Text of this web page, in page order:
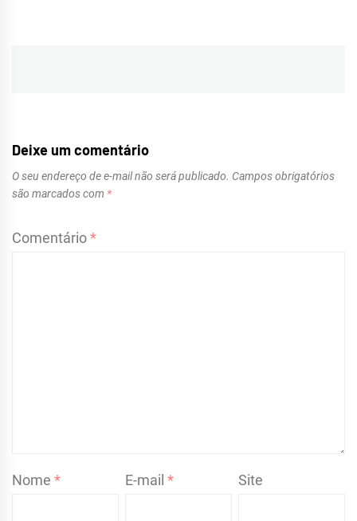
Post
Deixe um comentário
O seu endereço de e-mail não será publicado. Campos obrigatórios
são marcados com *
Comentário*
Nome * E-mail* Site